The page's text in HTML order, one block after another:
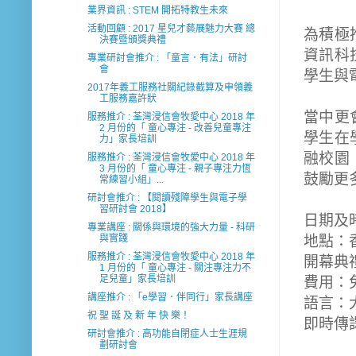
為積極
資訊科
學生與
當中更
學生在
融校園
鼓勵更
日期及
地點：
開幕典
費用：
語言：
即時傳
業界資訊 : STEM 開拓特教生未來
活動回顧 : 2017 星兒才藝展魅力大賽 總
決賽暨頒獎典禮
專業研討會推介 : 「童言．有法」研討
會
2017年義工服務社關紀錄截算及申領義
工服務嘉許狀
服務推介 : 荃灣浸信會牧愛中心 2018 年
2 月份的「 童心專注 - 改善兒童專注
力」家長培訓
服務推介 : 荃灣浸信會牧愛中心 2018 年
3 月份的「 童心專注 - 親子專注力恆
常練習小組」...
研討會推介 : 【閱讀殘障學生與電子學
習研討會 2018】
專業講座 : 關係與環境的強大力量 - 科研
與實踐
服務推介 : 荃灣浸信會牧愛中心 2018 年
1 月份的「 童心專注 - 關注專注力不
足兒童」家長培訓
講座推介 : 「e學習．伴同行」家長講座
祝 聖 誕 及 新 年 快 樂！
研討會推介 : 高功能自閉症人士生涯規
劃研討會